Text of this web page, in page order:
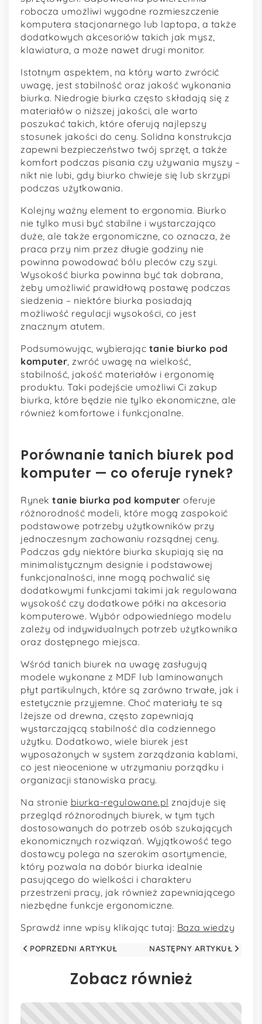
robocza umożliwi wygodne rozmieszczenie
komputera stacjonarnego lub laptopa, a także
dodatkowych akcesoriów takich jak mysz,
klawiatura, a może nawet drugi monitor.
Istotnym aspektem, na który warto zwrócić
uwagę, jest stabilność oraz jakość wykonania
biurka. Niedrogie biurka często składają się z
materiałów o niższej jakości, ale warto
poszukać takich, które oferują najlepszy
stosunek jakości do ceny. Solidna konstrukcja
zapewni bezpieczeństwo twój sprzęt, a także
komfort podczas pisania czy używania myszy –
nikt nie lubi, gdy biurko chwieje się lub skrzypi
podczas użytkowania.
Kolejny ważny element to ergonomia. Biurko
nie tylko musi być stabilne i wystarczająco
duże, ale także ergonomiczne, co oznacza, że
praca przy nim przez długie godziny nie
powinna powodować bólu pleców czy szyi.
Wysokość biurka powinna być tak dobrana,
żeby umożliwić prawidłową postawę podczas
siedzenia – niektóre biurka posiadają
możliwość regulacji wysokości, co jest
znacznym atutem.
Podsumowując, wybierając tanie biurko pod
komputer, zwróć uwagę na wielkość,
stabilność, jakość materiałów i ergonomię
produktu. Taki podejście umożliwi Ci zakup
biurka, które będzie nie tylko ekonomiczne, ale
również komfortowe i funkcjonalne.
Porównanie tanich biurek pod
komputer — co oferuje rynek?
Rynek tanie biurka pod komputer oferuje
różnorodność modeli, które mogą zaspokoić
podstawowe potrzeby użytkowników przy
jednoczesnym zachowaniu rozsądnej ceny.
Podczas gdy niektóre biurka skupiają się na
minimalistycznym designie i podstawowej
funkcjonalności, inne mogą pochwalić się
dodatkowymi funkcjami takimi jak regulowana
wysokość czy dodatkowe półki na akcesoria
komputerowe. Wybór odpowiedniego modelu
zależy od indywidualnych potrzeb użytkownika
oraz dostępnego miejsca.
Wśród tanich biurek na uwagę zasługują
modele wykonane z MDF lub laminowanych
płyt partikulnych, które są zarówno trwałe, jak i
estetycznie przyjemne. Choć materiały te są
lżejsze od drewna, często zapewniają
wystarczającą stabilność dla codziennego
użytku. Dodatkowo, wiele biurek jest
wyposażonych w system zarządzania kablami,
co jest nieocenione w utrzymaniu porządku i
organizacji stanowiska pracy.
Na stronie biurka-regulowane.pl znajduje się
przegląd różnorodnych biurek, w tym tych
dostosowanych do potrzeb osób szukających
ekonomicznych rozwiązań. Wyjątkowość tego
dostawcy polega na szerokim asortymencie,
który pozwala na dobór biurka idealnie
pasującego do wielkości i charakteru
przestrzeni pracy, jak również zapewniającego
niezbędne funkcje ergonomiczne.
Sprawdź inne wpisy klikając tutaj: Baza wiedzy
POPRZEDNI ARTYKUŁ NASTĘPNY ARTYKUŁ
Zobacz również